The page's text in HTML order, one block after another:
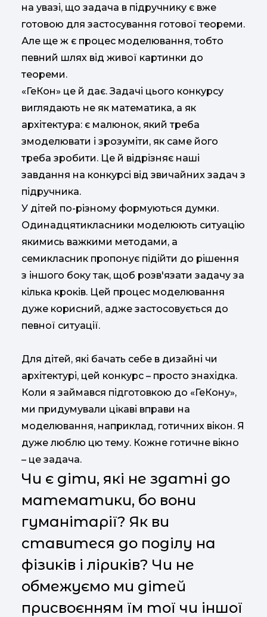
на увазі, що задача в підручнику є вже
готовою для застосування готової теореми.
Але ще ж є процес моделювання, тобто
певний шлях від живої картинки до
теореми.
«ГеКон» це й дає. Задачі цього конкурсу
виглядають не як математика, а як
архітектура: є малюнок, який треба
змоделювати і зрозуміти, як саме його
треба зробити. Це й відрізняє наші
завдання на конкурсі від звичайних задач з
підручника.
У дітей по-різному формуються думки.
Одинадцятикласники моделюють ситуацію
якимись важкими методами, а
семикласник пропонує підійти до рішення
з іншого боку так, щоб розв'язати задачу за
кілька кроків. Цей процес моделювання
дуже корисний, адже застосовується до
певної ситуації.
Для дітей, які бачать себе в дизайні чи
архітектурі, цей конкурс – просто знахідка.
Коли я займався підготовкою до «ГеКону»,
ми придумували цікаві вправи на
моделювання, наприклад, готичних вікон. Я
дуже люблю цю тему. Кожне готичне вікно
– це задача.
Чи є діти, які не здатні до
математики, бо вони
гуманітарії? Як ви
ставитеся до поділу на
фізиків і ліриків? Чи не
обмежуємо ми дітей
присвоєнням їм тої чи іншої